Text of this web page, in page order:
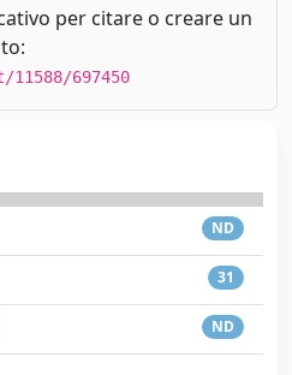
per citare o creare un
697450
ND
31
ND